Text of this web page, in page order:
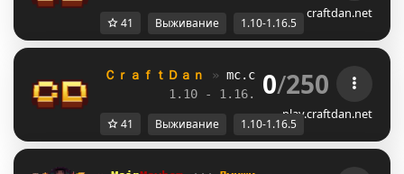
craftdan.net
41 Выживание 1.10-1.16.5
ＣｒａｆｔＤａｎ » mc.craftdan.net //
1.10 - 1.16.5 //
0/250
play.craftdan.net
41 Выживание 1.10-1.16.5